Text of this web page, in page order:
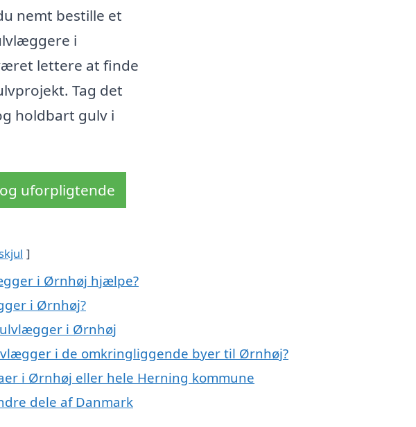
nemt bestille et
i
lettere at finde
Tag det
holdbart gulv i
uforpligtende
i Ørnhøj hjælpe?
i Ørnhøj?
i Ørnhøj
i de omkringliggende byer til Ørnhøj?
i Ørnhøj eller hele Herning kommune
dele af Danmark